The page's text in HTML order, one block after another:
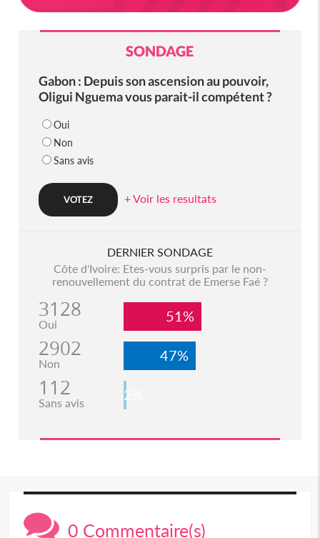
SONDAGE
Gabon : Depuis son ascension au pouvoir,
Oligui Nguema vous parait-il compétent ?
Oui
Non
Sans avis
+ Voir les resultats
DERNIER SONDAGE
Côte d'Ivoire: Etes-vous surpris par le non-
renouvellement du contrat de Emerse Faé ?
3128
Oui 51%
2902
Non 47%
112
Sans avis 2%
0 Commentaire(s)